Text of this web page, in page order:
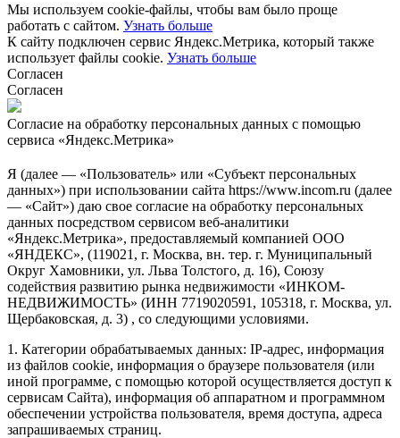
Мы используем cookie-файлы, чтобы вам было проще
работать с сайтом. Узнать больше
К сайту подключен сервис Яндекс.Метрика, который также
использует файлы cookie. Узнать больше
Согласен
Согласен
Согласие на обработку персональных данных с помощью
сервиса «Яндекс.Метрика»
Я (далее — «Пользователь» или «Субъект персональных
данных») при использовании сайта https://www.incom.ru (далее
— «Сайт») даю свое согласие на обработку персональных
данных посредством сервисом веб-аналитики
«Яндекс.Метрика», предоставляемый компанией ООО
«ЯНДЕКС», (119021, г. Москва, вн. тер. г. Муниципальный
Округ Хамовники, ул. Льва Толстого, д. 16), Союзу
содействия развитию рынка недвижимости «ИНКОМ-
НЕДВИЖИМОСТЬ» (ИНН 7719020591, 105318, г. Москва, ул.
Щербаковская, д. 3) , со следующими условиями.
1. Категории обрабатываемых данных: IP-адрес, информация
из файлов cookie, информация о браузере пользователя (или
иной программе, с помощью которой осуществляется доступ к
сервисам Сайта), информация об аппаратном и программном
обеспечении устройства пользователя, время доступа, адреса
запрашиваемых страниц.